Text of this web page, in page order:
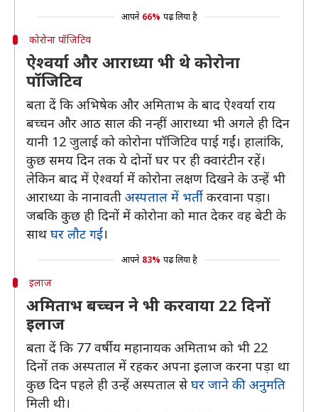
आपने 66% पढ़ लिया है
कोरोना पॉजिटिव
ऐश्वर्या और आराध्या भी थे कोरोना
पॉजिटिव
बता दें कि अभिषेक और अमिताभ के बाद ऐश्वर्या राय
बच्चन और आठ साल की नन्हीं आराध्या भी अगले ही दिन
यानी 12 जुलाई को कोरोना पॉजिटिव पाई गईं। हालांकि,
कुछ समय दिन तक ये दोनों घर पर ही क्वारंटीन रहें।
लेकिन बाद में ऐश्वर्या में कोरोना लक्षण दिखने के उन्हें भी
आराध्या के नानावती अस्पताल में भर्तीकरवाना पड़ा।
जबकि कुछ ही दिनों में कोरोना को मात देकर वह बेटी के
साथ घर लौट गईं।
आपने 83% पढ़ लिया है
इलाज
अमिताभ बच्चन ने भी करवाया 22 दिनों
इलाज
बता दें कि 77 वर्षीय महानायक अमिताभ को भी 22
दिनों तक अस्पताल में रहकर अपना इलाज करना पड़ा था
कुछ दिन पहले ही उन्हें अस्पताल सेघर जाने की अनुमति
मिली थी।